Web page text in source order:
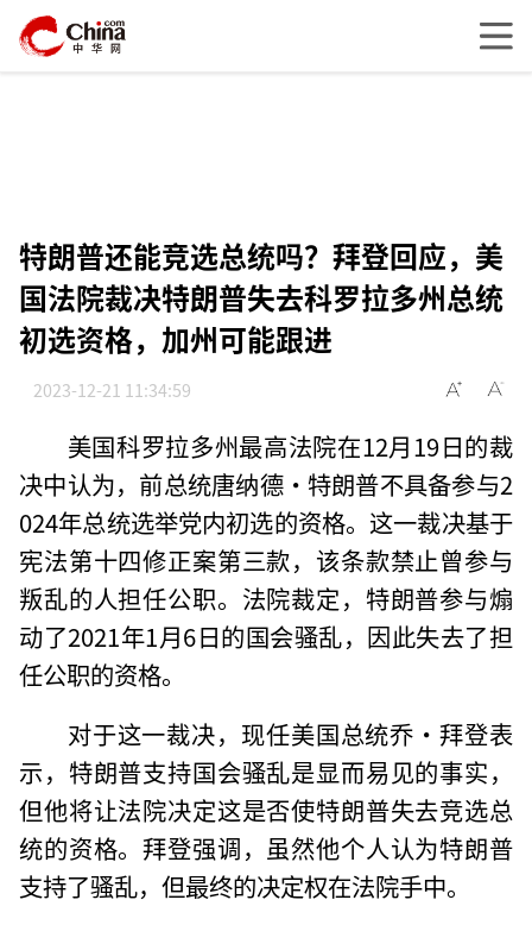
特朗普还能竞选总统吗？拜登回应，美
国法院裁决特朗普失去科罗拉多州总统
初选资格，加州可能跟进
2023-12-21 11:34:59
美国科罗拉多州最高法院在12月19日的裁
决中认为，前总统唐纳德·特朗普不具备参与2
024年总统选举党内初选的资格。这一裁决基于
宪法第十四修正案第三款，该条款禁止曾参与
叛乱的人担任公职。法院裁定，特朗普参与煽
动了2021年1月6日的国会骚乱，因此失去了担
任公职的资格。
对于这一裁决，现任美国总统乔·拜登表
示，特朗普支持国会骚乱是显而易见的事实，
但他将让法院决定这是否使特朗普失去竞选总
统的资格。拜登强调，虽然他个人认为特朗普
支持了骚乱，但最终的决定权在法院手中。